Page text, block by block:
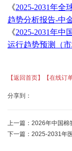
《2025-2031年全
趋势分析报告-中
《2025-2031年中
运行趋势预测（
【返回首页】 【在线订
分享到：
上一篇： 2026年中国棉
下一篇： 2025-2031年医药